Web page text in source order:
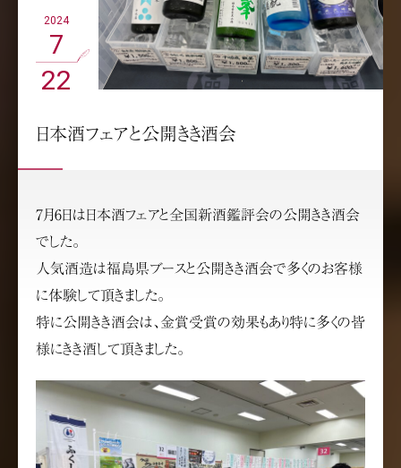
2024
7
22
日本酒フェアと公開きき酒会
7月6日は日本酒フェアと全国新酒鑑評会の公開きき酒会
でした。
人気酒造は福島県ブースと公開きき酒会で多くのお客様
に体験して頂きました。
特に公開きき酒会は、金賞受賞の効果もあり特に多くの皆
様にきき酒して頂きました。